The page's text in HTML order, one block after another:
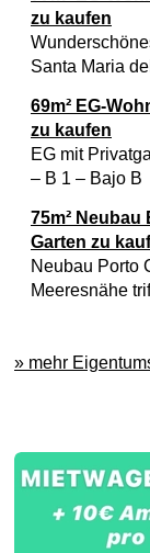
zu kaufen
Santa Maria
69m² EG-
zu kaufen
EG mit
– B 1 – Bajo B
75m² Neubau
Garten zu
Neubau Porto
Meeresnähe
» mehr